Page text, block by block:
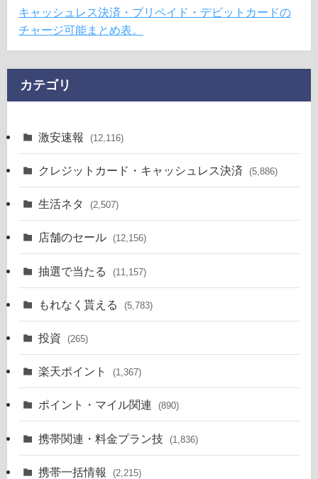
キャッシュレス決済・プリペイド・デビットカードの
チャージ可能まとめ表。
カテゴリ
激安速報 (12,116)
クレジットカード・キャッシュレス決済 (5,886)
生活ネタ (2,507)
店舗のセール (12,156)
抽選で当たる (11,157)
もれなく貰える (5,783)
投資 (265)
楽天ポイント (1,367)
ポイント・マイル関連 (890)
携帯関連・料金プラン技 (1,836)
携帯一括情報 (2,215)